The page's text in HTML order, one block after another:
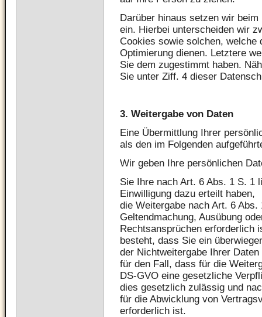
Darüber hinaus setzen wir
ein. Hierbei unterscheiden wir
Cookies sowie solchen,
Optimierung dienen. Letztere
Sie dem zugestimmt haben.
Sie unter Ziff. 4 dieser
3. Weitergabe von Daten
Eine Übermittlung Ihrer
als den im Folgenden
Wir geben Ihre persönlichen
Sie Ihre nach Art. 6 Abs. 1 S. 1
Einwilligung dazu erteilt haben,
die Weitergabe nach Art. 6
Geltendmachung, Ausübung
Rechtsansprüchen erforderlich
besteht, dass Sie ein
der Nichtweitergabe Ihrer Daten
für den Fall, dass für die
DS-GVO eine gesetzliche
dies gesetzlich zulässig und
für die Abwicklung von
erforderlich ist.